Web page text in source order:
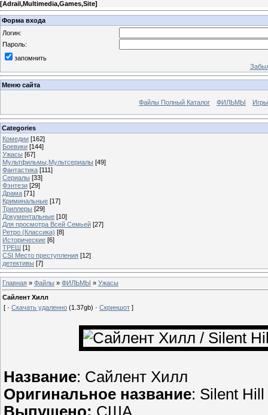
[Adrail,Multimedia,Games,Site]
Форма входа
Логин:
Пароль:
запомнить
Меню сайта
Файлы Полный Каталог ФИЛЬМЫ
Categories
Комедии [162]
Боевики [144]
Ужасы [67]
Мультфильмы,Мультсериалы [49]
Фантастика [111]
Сериалы [33]
Фэнтези [29]
Драма [71]
Криминальные [17]
Триллеры [29]
Документальные [10]
Для просмотра Всей Семьей [27]
Ретро (Классика) [8]
Исторические [6]
ТРЕШ [1]
CSI Место преступления [12]
детективы [7]
Главная » Файлы » ФИЛЬМЫ » Ужасы
Сайлент Хилл
[ · Скачать удаленно (1.37gb) · Скриншот ]
Название: Сайлент Хилл
Оригинальное название: Silent Hill
Выпущено: США